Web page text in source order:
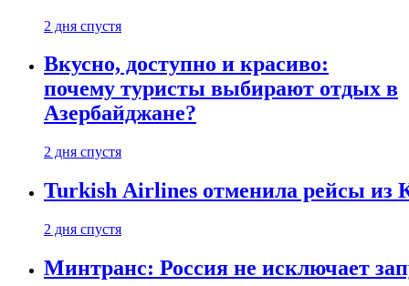
2 дня спустя
Вкусно, доступно и красиво:
почему туристы выбирают отдых в
Азербайджане?
2 дня спустя
Turkish Airlines отменила рейсы из
2 дня спустя
Минтранс: Россия не исключает